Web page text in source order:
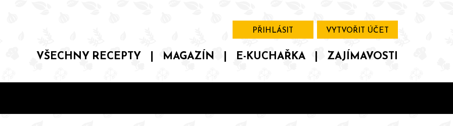
PŘIHLÁSIT VYTVOŘIT ÚČET
VŠECHNY RECEPTY | MAGAZÍN | E-KUCHAŘKA | ZAJÍMAVOSTI